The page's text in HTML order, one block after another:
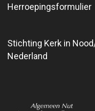
Herroepingsformulier
Stichting Kerk in
Nederland